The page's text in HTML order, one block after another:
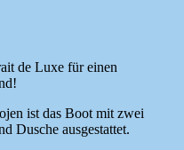
de Luxe für einen
ist das Boot mit zwei
Dusche ausgestattet.